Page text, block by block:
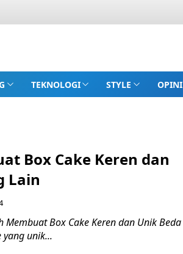
TEKNOLOGI STYLE OPINI
Box Cake Keren dan
Lain
Membuat Box Cake Keren dan Unik Beda
unik...